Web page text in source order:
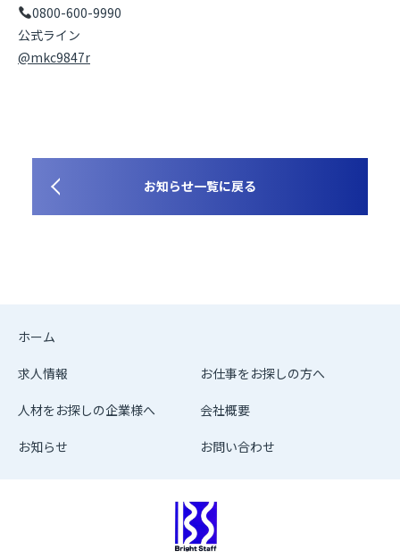
0800-600-9990
公式ライン
@mkc9847r
お知らせ一覧に戻る
ホーム
求人情報 お仕事をお探しの方へ
人材をお探しの企業様へ 会社概要
お知らせ お問い合わせ